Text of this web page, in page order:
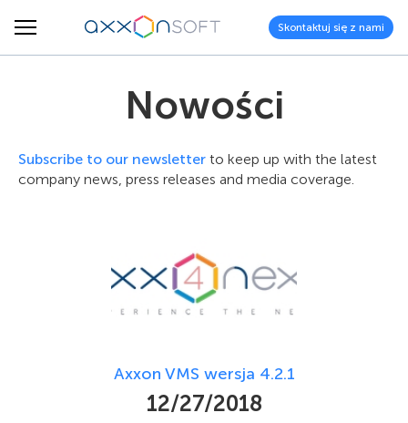
Skontaktuj się z nami
Nowości
Subscribe to our newsletter to keep up with the latest
company news, press releases and media coverage.
Axxon VMS wersja 4.2.1
12/27/2018